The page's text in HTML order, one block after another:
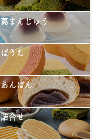
葛まんじゅう
ばうむ
あんぱん
詰合せ